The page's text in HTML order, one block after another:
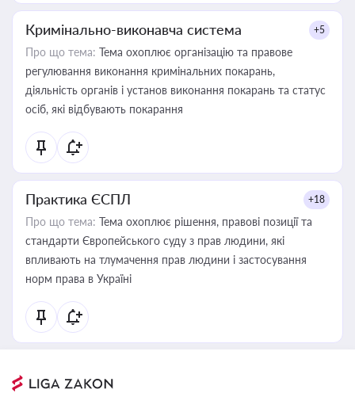
Кримінально-виконавча система +5
Про що тема: Тема охоплює організацію та правове
регулювання виконання кримінальних покарань,
діяльність органів і установ виконання покарань та статус
осіб, які відбувають покарання
Практика ЄСПЛ +18
Про що тема: Тема охоплює рішення, правові позиції та
стандарти Європейського суду з прав людини, які
впливають на тлумачення прав людини і застосування
норм права в Україні